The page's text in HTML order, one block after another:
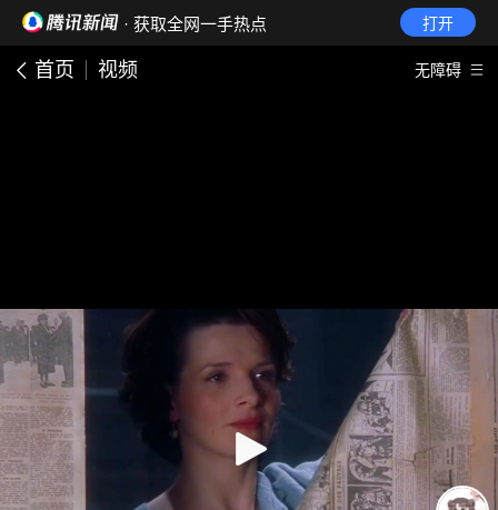
· 获取全网一手热点 打开
首页 视频 无障碍